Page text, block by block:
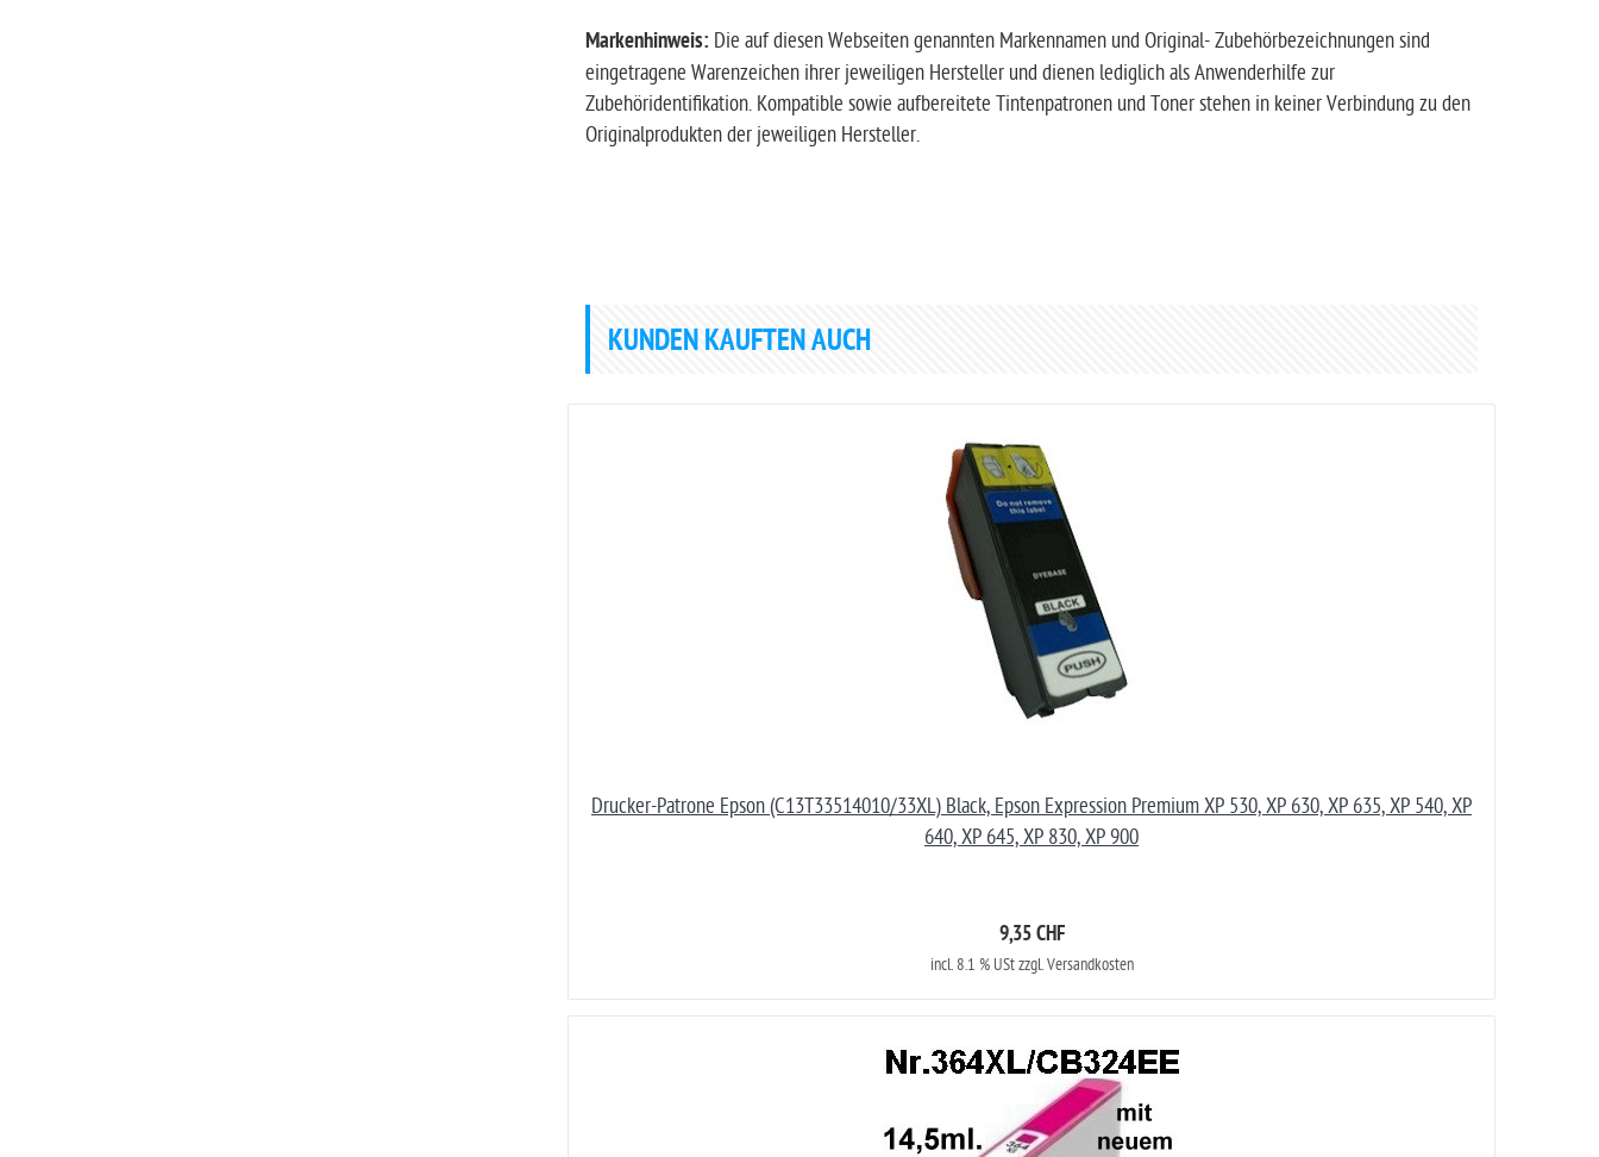
Markenhinweis: Die auf diesen Webseiten genannten Markennamen und Original- Zubehörbezeichnungen sind
eingetragene Warenzeichen ihrer jeweiligen Hersteller und dienen lediglich als Anwenderhilfe zur
Zubehöridentifikation. Kompatible sowie aufbereitete Tintenpatronen und Toner stehen in keiner Verbindung zu den
Originalprodukten der jeweiligen Hersteller.
KUNDEN KAUFTEN AUCH
Drucker-Patrone Epson (C13T33514010/33XL) Black, Epson Expression Premium XP 530, XP 630, XP 635, XP 540, XP
640, XP 645, XP 830, XP 900
9,35 CHF
incl. 8.1 % USt zzgl. Versandkosten